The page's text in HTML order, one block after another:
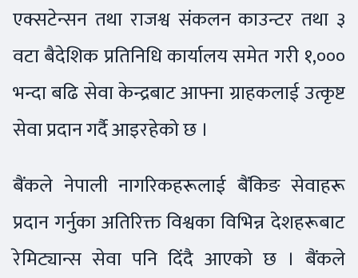
एक्सटेन्सन तथा राजश्व संकलन काउन्टर तथा ३
वटा बैदेशिक प्रतिनिधि कार्यालय समेत गरी १,०००
भन्दा बढि सेवा केन्द्रबाट आफ्ना ग्राहकलाई उत्कृष्ट
सेवा प्रदान गर्दै आइरहेको छ ।
बैंकले नेपाली नागरिकहरूलाई बैंकिङ सेवाहरू
प्रदान गर्नुका अतिरिक्त विश्वका विभिन्न देशहरूबाट
रेमिट्यान्स सेवा पनि दिंदै आएको छ । बैंकले